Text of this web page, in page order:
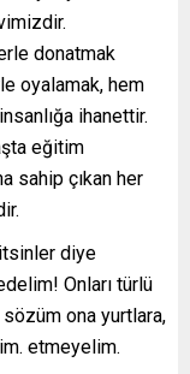
donatmak
oyalamak, hem
ihanettir.
eğitim
sahip çıkan her
diye
Onları türlü
sözüm ona yurtlara,
etmeyelim.